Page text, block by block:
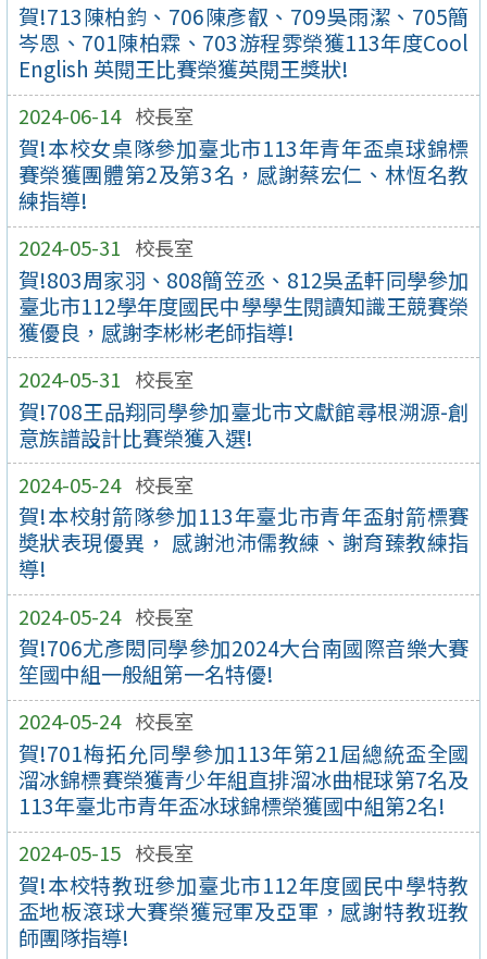
賀!713陳柏鈞、706陳彥叡、709吳雨潔、705簡
岑恩、701陳柏霖、703游程雰榮獲113年度Cool
English 英閱王比賽榮獲英閱王獎狀!
2024-06-14 校長室
賀!本校女桌隊參加臺北市113年青年盃桌球錦標
賽榮獲團體第2及第3名，感謝蔡宏仁、林恆名教
練指導!
2024-05-31 校長室
賀!803周家羽、808簡笠丞、812吳孟軒同學參加
臺北市112學年度國民中學學生閱讀知識王競賽榮
獲優良，感謝李彬彬老師指導!
2024-05-31 校長室
賀!708王品翔同學參加臺北市文獻館尋根溯源-創
意族譜設計比賽榮獲入選!
2024-05-24 校長室
賀!本校射箭隊參加113年臺北市青年盃射箭標賽
奬狀表現優異， 感謝池沛儒教練、謝育臻教練指
導!
2024-05-24 校長室
賀!706尤彥閎同學參加2024大台南國際音樂大賽
笙國中組一般組第一名特優!
2024-05-24 校長室
賀!701梅拓允同學參加113年第21屆總統盃全國
溜冰錦標賽榮獲青少年組直排溜冰曲棍球第7名及
113年臺北市青年盃冰球錦標榮獲國中組第2名!
2024-05-15 校長室
賀!本校特教班參加臺北市112年度國民中學特教
盃地板滾球大賽榮獲冠軍及亞軍，感謝特教班教
師團隊指導!